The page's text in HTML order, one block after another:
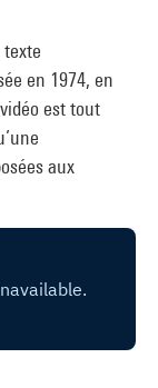
en 1974, en
est tout
aux